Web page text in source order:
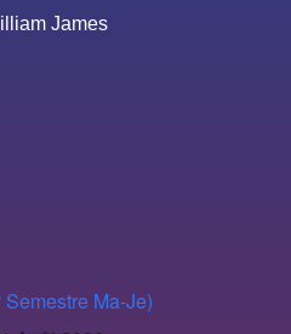
James
Semestre Ma-Je)